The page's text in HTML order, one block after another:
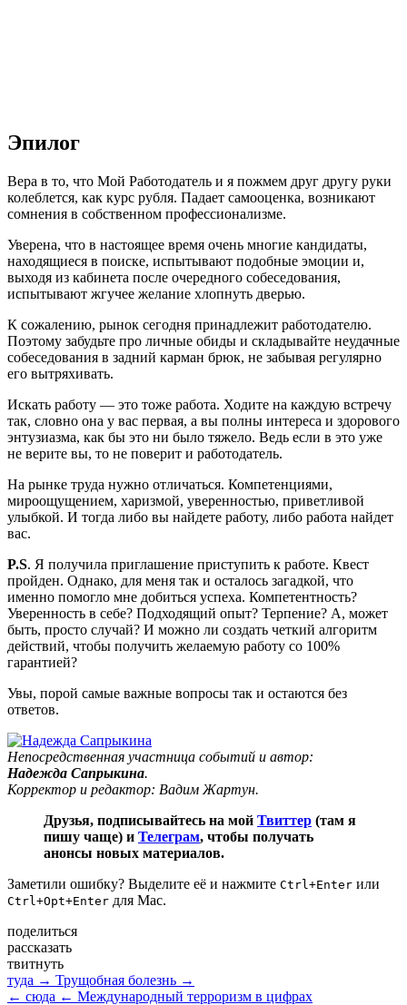
Эпилог
Вера в то, что Мой Работодатель и я пожмем друг другу руки
колеблется, как курс рубля. Падает самооценка, возникают
сомнения в собственном профессионализме.
Уверена, что в настоящее время очень многие кандидаты,
находящиеся в поиске, испытывают подобные эмоции и,
выходя из кабинета после очередного собеседования,
испытывают жгучее желание хлопнуть дверью.
К сожалению, рынок сегодня принадлежит работодателю.
Поэтому забудьте про личные обиды и складывайте неудачные
собеседования в задний карман брюк, не забывая регулярно
его вытряхивать.
Искать работу — это тоже работа. Ходите на каждую встречу
так, словно она у вас первая, а вы полны интереса и здорового
энтузиазма, как бы это ни было тяжело. Ведь если в это уже
не верите вы, то не поверит и работодатель.
На рынке труда нужно отличаться. Компетенциями,
мироощущением, харизмой, уверенностью, приветливой
улыбкой. И тогда либо вы найдете работу, либо работа найдет
вас.
P.S. Я получила приглашение приступить к работе. Квест
пройден. Однако, для меня так и осталось загадкой, что
именно помогло мне добиться успеха. Компетентность?
Уверенность в себе? Подходящий опыт? Терпение? А, может
быть, просто случай? И можно ли создать четкий алгоритм
действий, чтобы получить желаемую работу со 100%
гарантией?
Увы, порой самые важные вопросы так и остаются без
ответов.
Непосредственная участница событий и автор:
Надежда Сапрыкина.
Корректор и редактор: Вадим Жартун.
Друзья, подписывайтесь на мой Твиттер (там я
пишу чаще) и Телеграм, чтобы получать
анонсы новых материалов.
Заметили ошибку? Выделите её и нажмите Ctrl+Enter или
Ctrl+Opt+Enter для Mac.
поделиться
рассказать
твитнуть
туда → Трущобная болезнь →
← сюда ← Международный терроризм в цифрах